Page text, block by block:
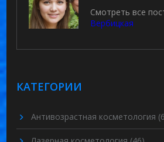
Смотреть все
Вербицкая
КАТЕГОРИИ
Антивозрастная косметология